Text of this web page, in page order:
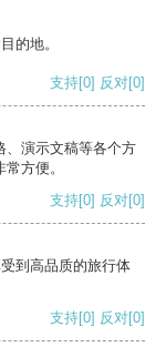
的地。
支持[0] 反对[0]
、演示文稿等各个方
方便。
支持[0] 反对[0]
到高品质的旅行体
支持[0] 反对[0]